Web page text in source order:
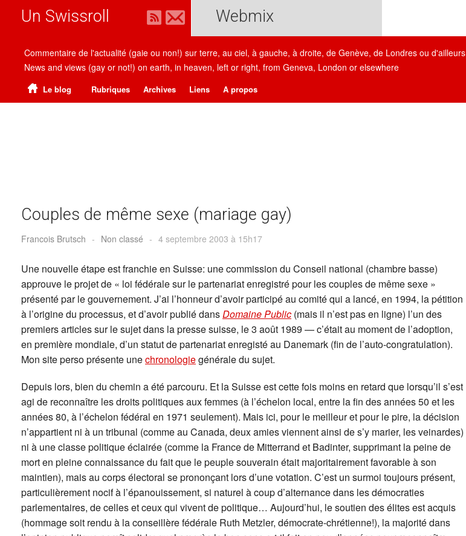
Un Swissroll Webmix
Commentaire de l'actualité (gaie ou non!) sur terre, au ciel, à gauche, à droite, de Genève, de Londres ou d'ailleurs
News and views (gay or not!) on earth, in heaven, left or right, from Geneva, London or elsewhere
Le blog Rubriques Archives Liens A propos
Couples de même sexe (mariage gay)
Francois Brutsch - Non classé - 4 septembre 2003 à 15h17
Une nouvelle étape est franchie en Suisse: une commission du Conseil national (chambre basse)
approuve le projet de « loi fédérale sur le partenariat enregistré pour les couples de même sexe »
présenté par le gouvernement. J’ai l’honneur d’avoir participé au comité qui a lancé, en 1994, la pétition
à l’origine du processus, et d’avoir publié dans Domaine Public (mais il n’est pas en ligne) l’un des
premiers articles sur le sujet dans la presse suisse, le 3 août 1989 — c’était au moment de l’adoption,
en première mondiale, d’un statut de partenariat enregisté au Danemark (fin de l’auto-congratulation).
Mon site perso présente unechronologiegénérale du sujet.
Depuis lors, bien du chemin a été parcouru. Et la Suisse est cette fois moins en retard que lorsqu’il s’est
agi de reconnaître les droits politiques aux femmes (à l’échelon local, entre la fin des années 50 et les
années 80, à l’échelon fédéral en 1971 seulement). Mais ici, pour le meilleur et pour le pire, la décision
n’appartient ni à un tribunal (comme au Canada, deux amies viennent ainsi de s’y marier, les veinardes)
ni à une classe politique éclairée (comme la France de Mitterrand et Badinter, supprimant la peine de
mort en pleine connaissance du fait que le peuple souverain était majoritairement favorable à son
maintien), mais au corps électoral se prononçant lors d’une votation. C’est un surmoi toujours présent,
particulièrement nocif à l’épanouissement, si naturel à coup d’alternance dans les démocraties
parlementaires, de celles et ceux qui vivent de politique… Aujourd’hui, le soutien des élites est acquis
(hommage soit rendu à la conseillère fédérale Ruth Metzler, démocrate-chrétienne!), la majorité dans